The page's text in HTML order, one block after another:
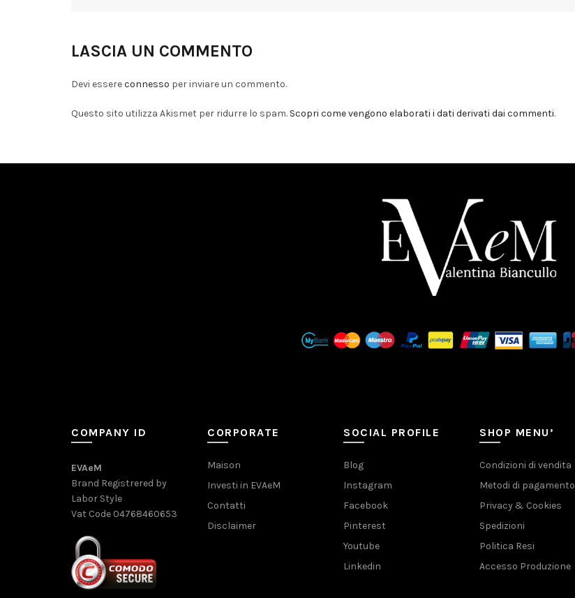
LASCIA UN COMMENTO
Devi essereconnesso per inviare un commento.
Questo sito utilizza Akismet per ridurre lo spam. Scopri come vengono elaborati i dati derivati dai commenti.
COMPANY ID
EVAeM
Brand Registrered by
Labor Style
Vat Code 04768460653
CORPORATE
Maison
Investi in EVAeM
Contatti
Disclaimer
SOCIAL PROFILE
Blog
Instagram
Facebook
Pinterest
Youtube
Linkedin
SHOP MENU’
Condizioni di vendita
Metodi di pagamento
Privacy & Cookies
Spedizioni
Politica Resi
Accesso Produzione